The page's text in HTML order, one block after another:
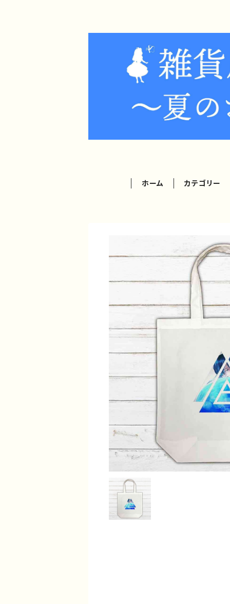
ホーム カテゴリー